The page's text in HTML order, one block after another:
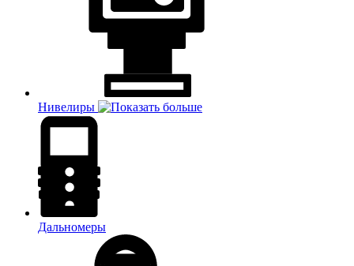
Нивелиры
Дальномеры